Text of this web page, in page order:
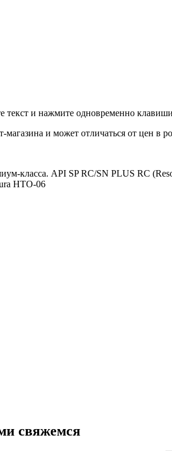
и нажмите одновременно
магазина и может отличаться от цен
класса. API SP RC/SN PLUS RC
HTO-06
свяжемся